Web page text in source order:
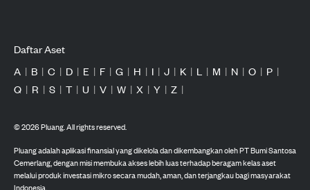
Daftar Aset
A | B | C | D | E | F | G | H | I | J | K | L | M | N | O | P |
Q | R | S | T | U | V | W | X | Y | Z |
©2026Pluang. All rights reserved.
Pluang adalah aplikasi finansial yang dikelola dan dikembangkan oleh PT Bumi Santosa
Cemerlang, dengan misi membuka akses lebih luas terhadap beragam kelas aset
melalui produk investasi mikro secara mudah, aman, dan terjangkau bagi masyarakat
Indonesia.